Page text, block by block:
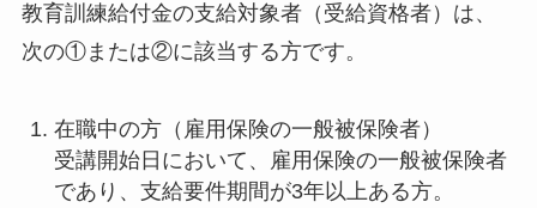
教育訓練給付金の支給対象者（受給資格者）は、
次の①または②に該当する方です。
在職中の方（雇用保険の一般被保険者）
受講開始日において、雇用保険の一般被保険者
であり、支給要件期間が3年以上ある方。